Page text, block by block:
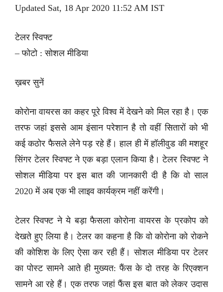
Updated Sat, 18 Apr 2020 11:52 AM IST
टेलर स्विफ्ट
– फोटो : सोशल मीडिया
ख़बर सुनें
कोरोना वायरस का कहर पूरे विश्व में देखने को मिल रहा है। एक
तरफ जहां इससे आम इंसान परेशान है तो वहीं सितारों को भी
कई कठोर फैसले लेने पड़ रहे हैं। हाल ही में हॉलीवुड की मशहूर
सिंगर टेलर स्विफ्ट ने एक बड़ा एलान किया है। टेलर स्विफ्ट ने
सोशल मीडिया पर इस बात की जानकारी दी है कि वो साल
2020 में अब एक भी लाइव कार्यक्रम नहीं करेंगी।
टेलर स्विफ्ट ने ये बड़ा फैसला कोरोना वायरस के प्रकोप को
देखते हुए लिया है। टेलर का कहना है कि वो कोरोना को रोकने
की कोशिश के लिए ऐसा कर रही हैं। सोशल मीडिया पर टेलर
का पोस्ट सामने आते ही मुख्यत: फैंस के दो तरह के रिएक्शन
सामने आ रहे हैं। एक तरफ जहां फैंस इस बात को लेकर उदास